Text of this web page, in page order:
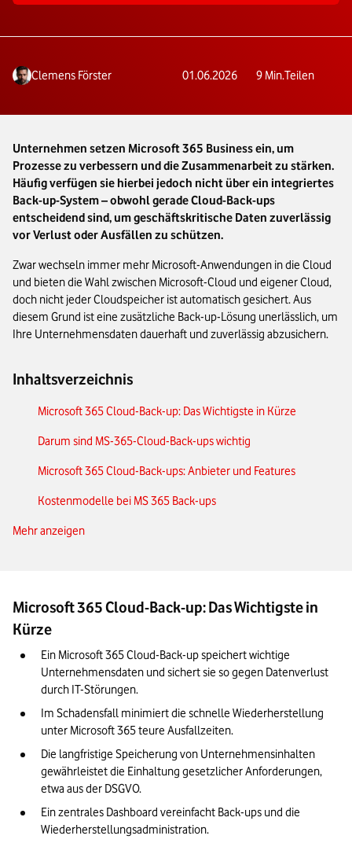
Clemens Förster 01.06.2026 9 Min.Teilen
Unternehmen setzen Microsoft 365 Business ein, um
Prozesse zu verbessern und die Zusammenarbeit zu stärken.
Häufig verfügen sie hierbei jedoch nicht über ein integriertes
Back-up-System – obwohl gerade Cloud-Back-ups
entscheidend sind, um geschäftskritische Daten zuverlässig
vor Verlust oder Ausfällen zu schützen.
Zwar wechseln immer mehr Microsoft-Anwendungen in die Cloud
und bieten die Wahl zwischen Microsoft-Cloud und eigener Cloud,
doch nicht jeder Cloudspeicher ist automatisch gesichert. Aus
diesem Grund ist eine zusätzliche Back-up-Lösung unerlässlich, um
Ihre Unternehmensdaten dauerhaft und zuverlässig abzusichern.
Inhaltsverzeichnis
Microsoft 365 Cloud-Back-up: Das Wichtigste in Kürze
Darum sind MS-365-Cloud-Back-ups wichtig
Microsoft 365 Cloud-Back-ups: Anbieter und Features
Kostenmodelle bei MS 365 Back-ups
Das native Microsoft 365 Cloud-Back-up – Funktionen und
Unser Fazit: Deswegen ist ein Cloud-Back-up für Microsoft 365
so wichtig für Unternehmen
Mehr anzeigen
Microsoft 365 Cloud-Back-up: Das Wichtigste in
Kürze
Ein Microsoft 365 Cloud-Back-up speichert wichtige
Unternehmensdaten und sichert sie so gegen Datenverlust
durch IT-Störungen.
Im Schadensfall minimiert die schnelle Wiederherstellung
unter Microsoft 365 teure Ausfallzeiten.
Die langfristige Speicherung von Unternehmensinhalten
gewährleistet die Einhaltung gesetzlicher Anforderungen,
etwa aus der DSGVO.
Ein zentrales Dashboard vereinfacht Back-ups und die
Wiederherstellungsadministration.